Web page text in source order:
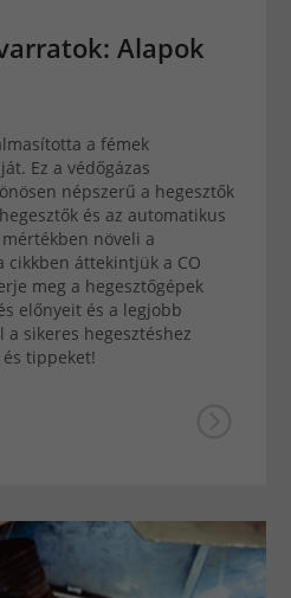
Alapok
a fémek
Ez a védőgázas
népszerű a hegesztők
és az automatikus
növeli a
cikkben áttekintjük a CO
meg a hegesztőgépek
előnyeit és a legjobb
a sikeres hegesztéshez
tippeket!